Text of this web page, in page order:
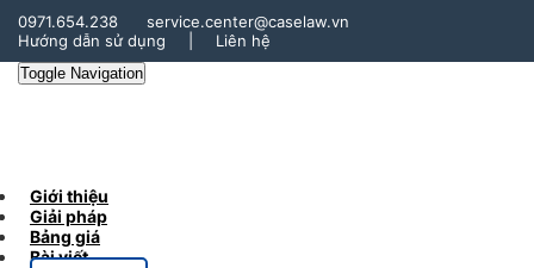
0971.654.238
service.center@caselaw.vn
Hướng dẫn sử dụng
Liên hệ
Toggle Navigation
Giới thiệu
Giải pháp
Bảng giá
Bài viết